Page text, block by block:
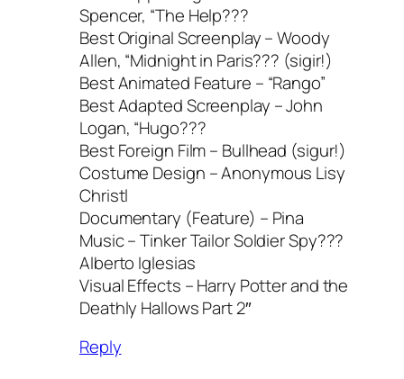
Spencer, “The Help???
Best Original Screenplay – Woody
Allen, “Midnight in Paris??? (sigir!)
Best Animated Feature – “Rango”
Best Adapted Screenplay – John
Logan, “Hugo???
Best Foreign Film – Bullhead (sigur!)
Costume Design – Anonymous Lisy
Christl
Documentary (Feature) – Pina
Music – Tinker Tailor Soldier Spy???
Alberto Iglesias
Visual Effects – Harry Potter and the
Deathly Hallows Part 2″
Reply